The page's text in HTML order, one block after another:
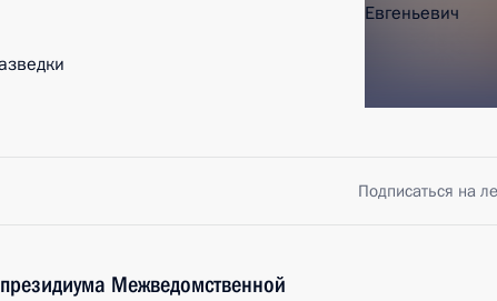
Подписаться на
Межведомственной